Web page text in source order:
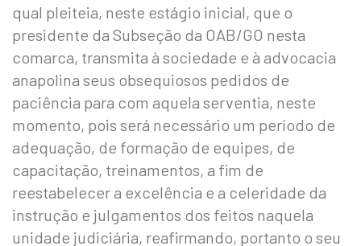
qual pleiteia, neste estágio inicial, que o
presidente da Subseção da OAB/GO nesta
comarca, transmita à sociedade e à advocacia
anapolina seus obsequiosos pedidos de
paciência para com aquela serventia, neste
momento, pois será necessário um período de
adequação, de formação de equipes, de
capacitação, treinamentos, a fim de
reestabelecer a excelência e a celeridade da
instrução e julgamentos dos feitos naquela
unidade judiciária, reafirmando, portanto o seu